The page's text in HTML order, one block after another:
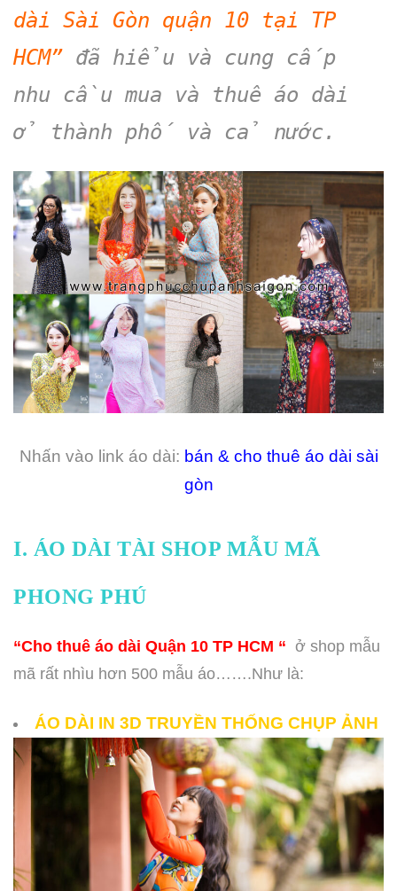
dài Sài Gòn quận 10 tại TP
HCM” đã hiểu và cung cấp
nhu cầu mua và thuê áo dài
ở thành phố và cả nước.
Nhấn vào link áo dài: bán & cho thuê áo dài sài
gòn
I. ÁO DÀI TÀI SHOP MẪU MÃ
PHONG PHÚ
“Cho thuê áo dài Quận 10 TP HCM “ ở shop mẫu
mã rất nhìu hơn 500 mẫu áo…….Như là:
ÁO DÀI IN 3D TRUYỀN THỐNG CHỤP ẢNH